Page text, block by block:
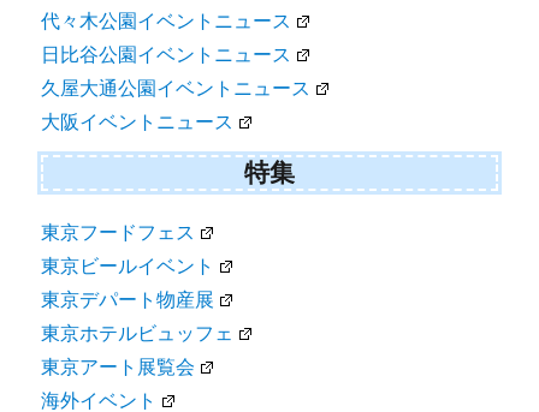
代々木公園イベントニュース
日比谷公園イベントニュース
久屋大通公園イベントニュース
大阪イベントニュース
特集
東京フードフェス
東京ビールイベント
東京デパート物産展
東京ホテルビュッフェ
東京アート展覧会
海外イベント